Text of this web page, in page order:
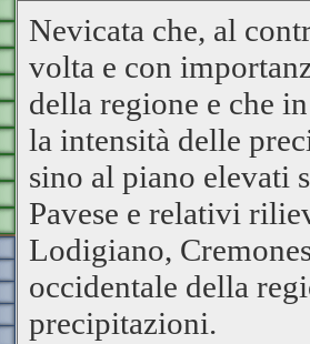
Nevicata che, al
volta e con
della regione e che
la intensità delle
sino al piano elevati
Pavese e relativi
Lodigiano,
occidentale della
precipitazioni.